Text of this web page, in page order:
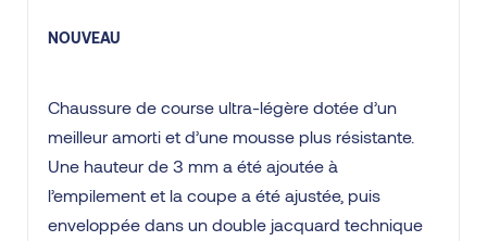
NOUVEAU
Chaussure de course ultra-légère dotée d’un
meilleur amorti et d’une mousse plus résistante.
Une hauteur de 3 mm a été ajoutée à
l’empilement et la coupe a été ajustée, puis
enveloppée dans un double jacquard technique